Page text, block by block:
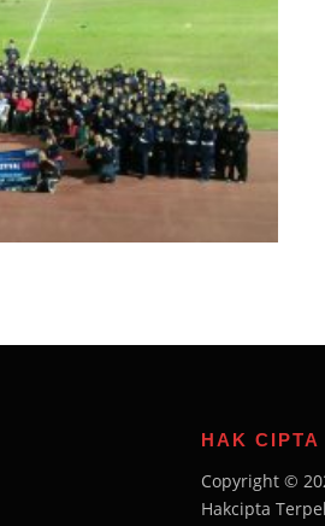
HAK CIPTA
Copyright ©
Hakcipta